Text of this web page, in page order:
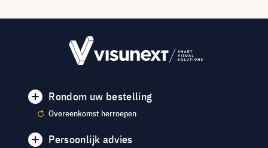
Rondom uw bestelling
Overeenkomst herroepen
Persoonlijk advies